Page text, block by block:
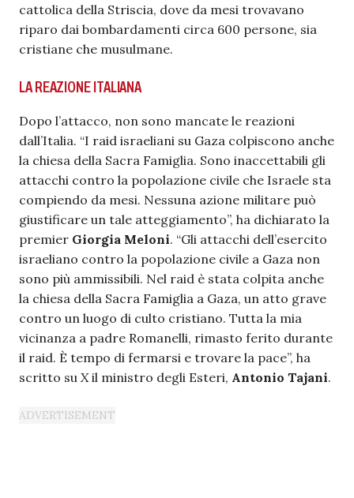
cattolica della Striscia, dove da mesi trovavano
riparo dai bombardamenti circa 600 persone, sia
cristiane che musulmane.
LA REAZIONE ITALIANA
Dopo l’attacco, non sono mancate le reazioni
dall’Italia. “I raid israeliani su Gaza colpiscono anche
la chiesa della Sacra Famiglia. Sono inaccettabili gli
attacchi contro la popolazione civile che Israele sta
compiendo da mesi. Nessuna azione militare può
giustificare un tale atteggiamento”, ha dichiarato la
premier Giorgia Meloni. “Gli attacchi dell’esercito
israeliano contro la popolazione civile a Gaza non
sono più ammissibili. Nel raid è stata colpita anche
la chiesa della Sacra Famiglia a Gaza, un atto grave
contro un luogo di culto cristiano. Tutta la mia
vicinanza a padre Romanelli, rimasto ferito durante
il raid. È tempo di fermarsi e trovare la pace”, ha
scritto su Xil ministro degli Esteri, Antonio Tajani.